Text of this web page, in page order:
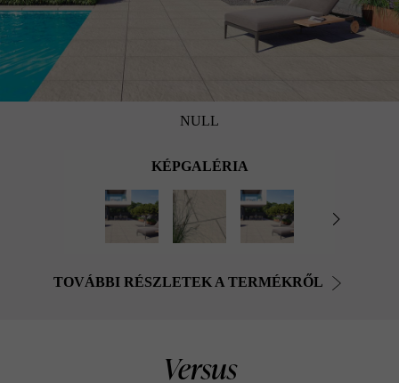
NULL
KÉPGALÉRIA
TOVÁBBI RÉSZLETEK A TERMÉKRŐL
Versus